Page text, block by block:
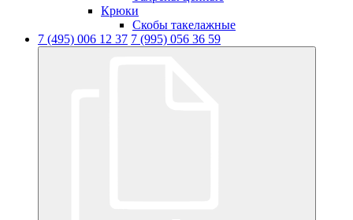
Крюки
Скобы такелажные
7 (495) 006 12 37 7 (995) 056 36 59